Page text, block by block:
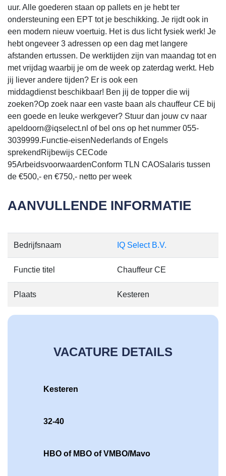
uur. Alle goederen staan op pallets en je hebt ter
ondersteuning een EPT tot je beschikking. Je rijdt ook in
een modern nieuw voertuig. Het is dus licht fysiek werk! Je
hebt ongeveer 3 adressen op een dag met langere
afstanden ertussen. De werktijden zijn van maandag tot en
met vrijdag waarbij je om de week op zaterdag werkt. Heb
jij liever andere tijden? Er is ook een
middagdienst beschikbaar! Ben jij de topper die wij
zoeken?Op zoek naar een vaste baan als chauffeur CE bij
een goede en leuke werkgever? Stuur dan jouw cv naar
apeldoorn@iqselect.nl of bel ons op het nummer 055-
3039999.Functie-eisenNederlands of Engels
sprekendRijbewijs CECode
95ArbeidsvoorwaardenConform TLN CAOSalaris tussen
de €500,- en €750,- netto per week
AANVULLENDE INFORMATIE
Bedrijfsnaam IQ Select B.V.
Functie titel Chauffeur CE
Plaats Kesteren
VACATURE DETAILS
Kesteren
32-40
HBO of MBO of VMBO/Mavo